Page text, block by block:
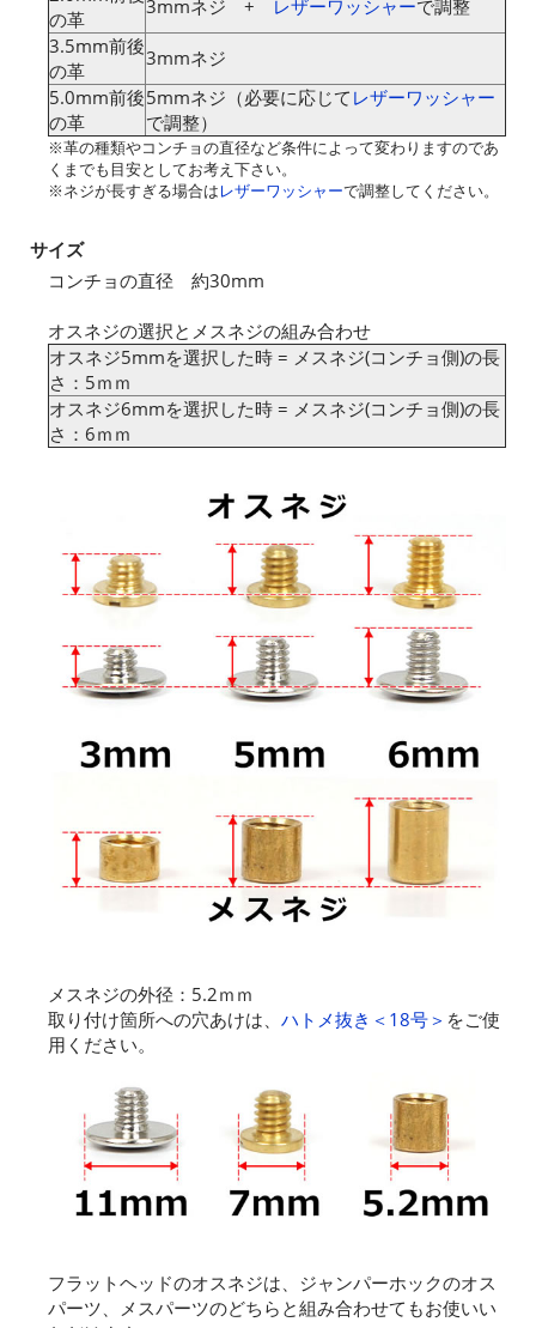
の革
3mmネジ + レザーワッシャーで調整
3.5mm前後
の革
3mmネジ
5.0mm前後
の革
5mmネジ（必要に応じて レザーワッシャー
で調整）
※革の種類やコンチョの直径など条件によって変わりますのであ
くまでも目安としてお考え下さい。
※ネジが長すぎる場合はレザーワッシャーで調整してください。
サイズ
コンチョの直径 約30mm
オスネジの選択とメスネジの組み合わせ
オスネジ5mmを選択した時 = メスネジ(コンチョ側)の長
さ：5ｍｍ
オスネジ6mmを選択した時 = メスネジ(コンチョ側)の長
さ：6ｍｍ
メスネジの外径：5.2ｍｍ
取り付け箇所への穴あけは、 ハトメ抜き＜18号＞ をご使
用ください。
フラットヘッドのオスネジは、ジャンパーホックのオス
パーツ、メスパーツのどちらと組み合わせてもお使いい